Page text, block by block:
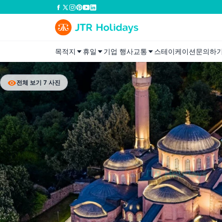
목적지 휴일 기업 행사교통 스테이케이션문의하
전체 보기 7 사진